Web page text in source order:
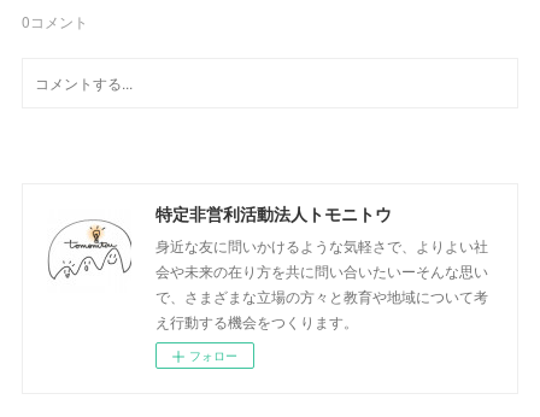
0コメント
特定非営利活動法人トモニトウ
身近な友に問いかけるような気軽さで、よりよい社
会や未来の在り方を共に問い合いたいーそんな思い
で、さまざまな立場の方々と教育や地域について考
え行動する機会をつくります。
フォロー